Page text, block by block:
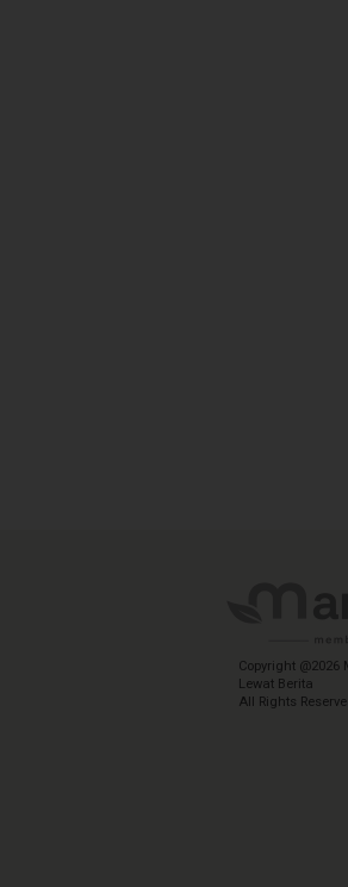
Copyright
Lewat Berita
All Rights